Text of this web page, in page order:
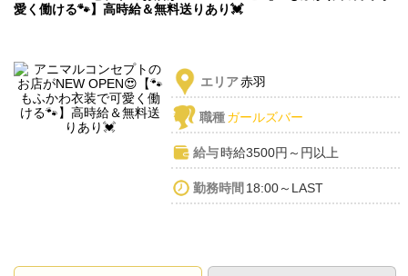
愛く働ける🐾】高時給＆無料送りあり💓
エリア赤羽
職種ガールズバー
給与時給3500円～円以上
勤務時間 18:00～LAST